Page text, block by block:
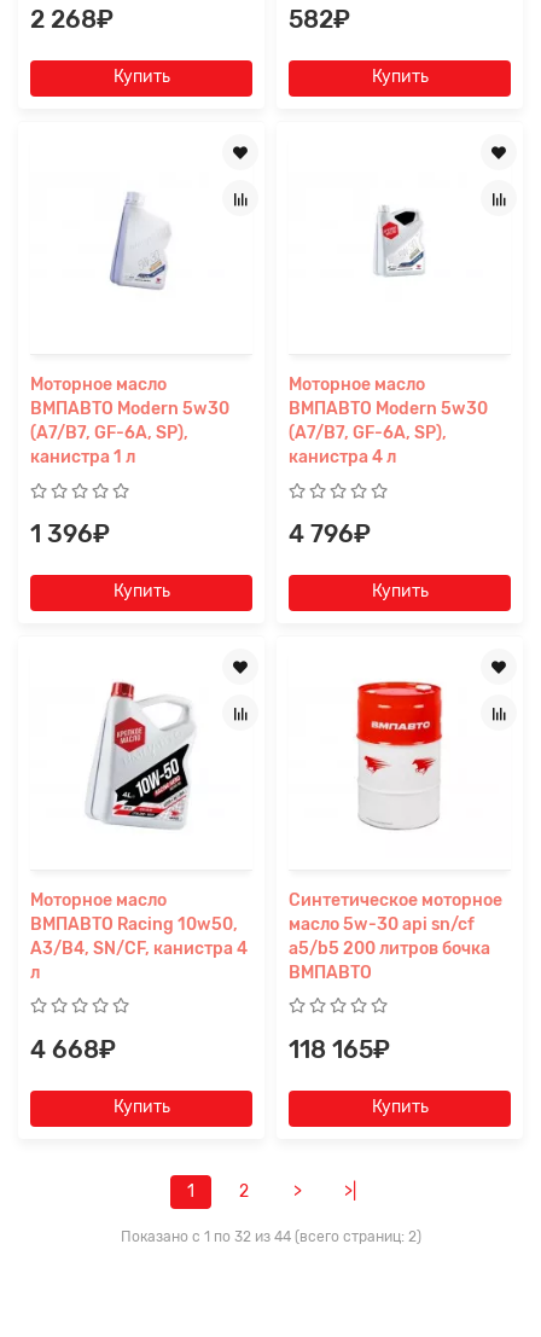
2 268₽
Купить
582₽
Купить
Моторное масло
ВМПАВТО Modern 5w30
(A7/B7, GF-6A, SP),
канистра 1 л
1 396₽
Купить
Моторное масло
ВМПАВТО Modern 5w30
(A7/B7, GF-6A, SP),
канистра 4 л
4 796₽
Купить
Моторное масло
ВМПАВТО Racing 10w50,
A3/B4, SN/CF, канистра 4
л
4 668₽
Купить
Синтетическое моторное
масло 5w-30 api sn/cf
a5/b5 200 литров бочка
ВМПАВТО
118 165₽
Купить
1 2 > >|
Показано с 1 по 32 из 44 (всего страниц: 2)